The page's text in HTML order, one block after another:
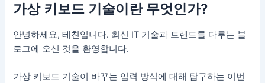
가상 키보드 기술이란 무엇인가?
안녕하세요, 테친입니다. 최신 IT 기술과 트렌드를 다루는 블
로그에 오신 것을 환영합니다.
가상 키보드 기술이 바꾸는 입력 방식에 대해 탐구하는 이번